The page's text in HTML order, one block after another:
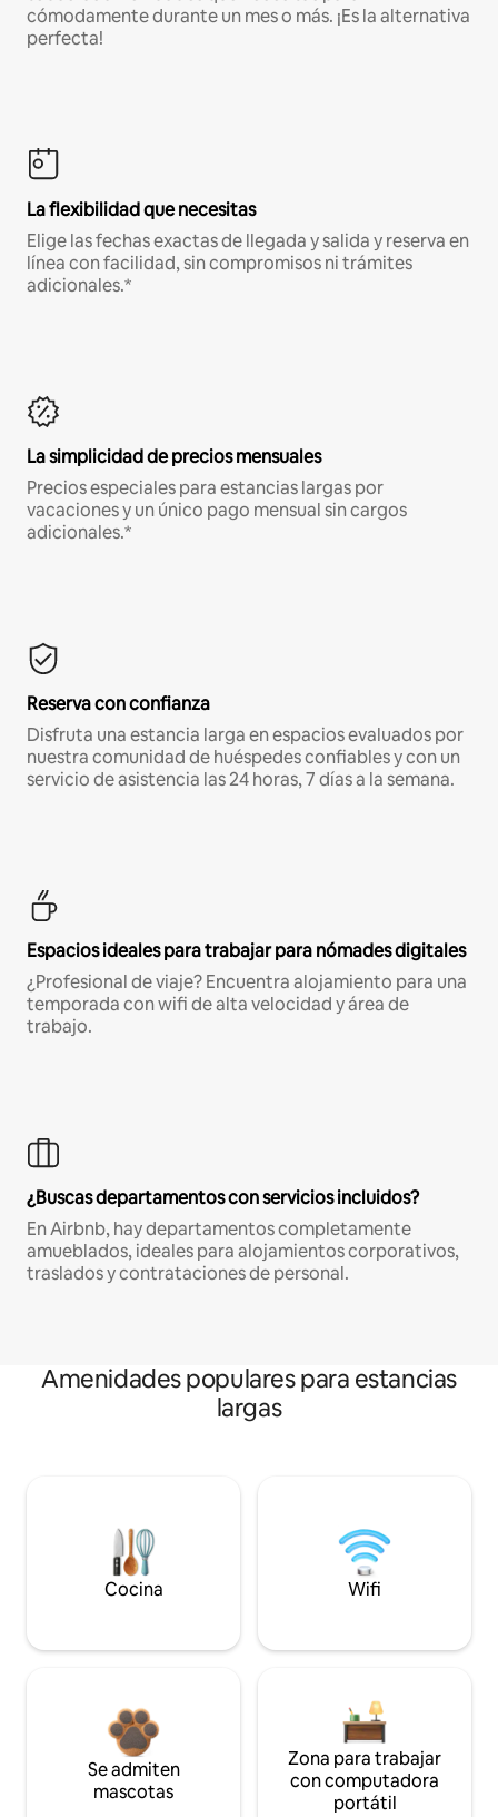
cómodamente durante un mes o más. ¡Es la alternativa
perfecta!
La flexibilidad que necesitas
Elige las fechas exactas de llegada y salida y reserva en
línea con facilidad, sin compromisos ni trámites
adicionales.*
La simplicidad de precios mensuales
Precios especiales para estancias largas por
vacaciones y un único pago mensual sin cargos
adicionales.*
Reserva con confianza
Disfruta una estancia larga en espacios evaluados por
nuestra comunidad de huéspedes confiables y con un
servicio de asistencia las 24 horas, 7 días a la semana.
Espacios ideales para trabajar para nómades digitales
¿Profesional de viaje? Encuentra alojamiento para una
temporada con wifi de alta velocidad y área de
trabajo.
¿Buscas departamentos con servicios incluidos?
En Airbnb, hay departamentos completamente
amueblados, ideales para alojamientos corporativos,
traslados y contrataciones de personal.
Amenidades populares para estancias
largas
Cocina Wifi
Se admiten
mascotas
Zona para trabajar
con computadora
portátil